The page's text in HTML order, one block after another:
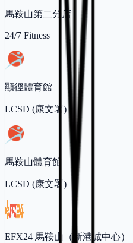
馬鞍山第二分店
24/7 Fitness
顯徑體育館
LCSD (康文署)
馬鞍山體育館
LCSD (康文署)
EFX24 馬鞍山（新港城中心）